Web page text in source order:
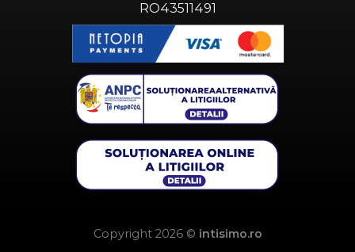
RO43511491
Copyright 2026 © intisimo.ro